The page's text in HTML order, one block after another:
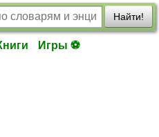
Найти!
Игры ⚽